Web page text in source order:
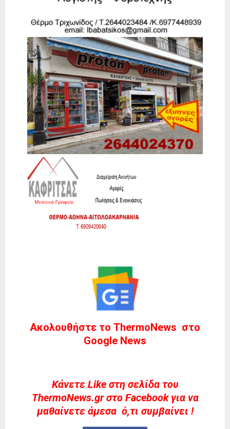
Ακολουθήστε το ThermoNews στο
Google News
Kάνετε Like στη σελίδα του
ThermoNews.gr στο Facebook για να
μαθαίνετε άμεσα ό,τι συμβαίνει !